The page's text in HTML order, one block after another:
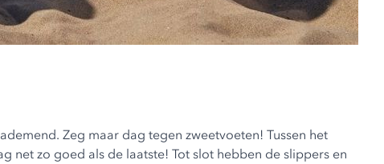
Zeg maar dag tegen zweetvoeten! Tussen het
zo goed als de laatste! Tot slot hebben de slippers en